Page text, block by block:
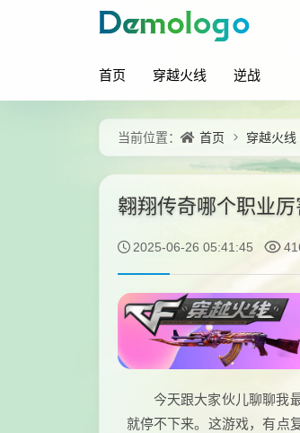
首页 穿越火线 逆战
当前位置： 首页 穿越火线
翱翔传奇哪个职业厉
2025-06-26 05:41:45
今天跟大家伙儿聊聊我
就停不下来。这游戏，有点